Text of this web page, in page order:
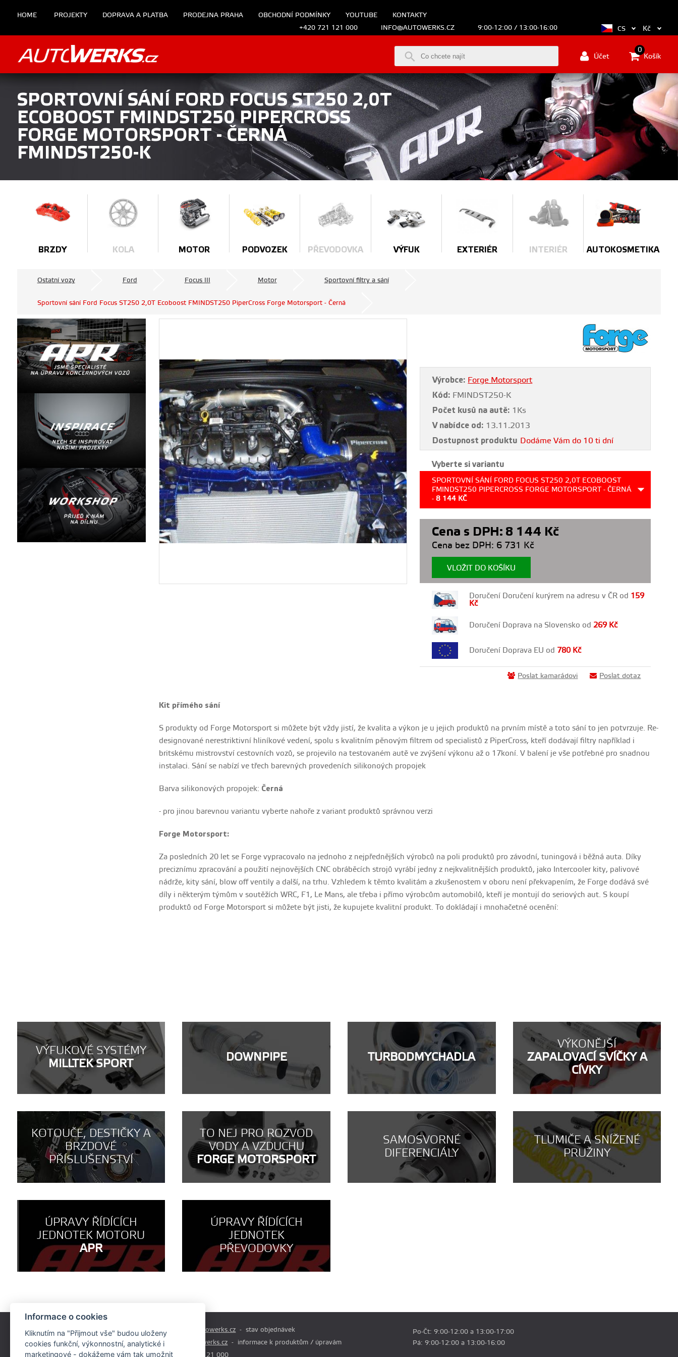
Informace o cookies
Kliknutím na "Přijmout vše" budou uloženy
cookies funkční, výkonnostní, analytické i
marketingové - dokážeme vám tak umožnit
HOME PROJEKTY DOPRAVA A PLATBA PRODEJNA PRAHA OBCHODNÍ PODMÍNKY YOUTUBE
KONTAKTY
+420 721 121 000
INFO@AUTOWERKS.CZ 9:00-12:00 / 13:00-16:00 CS Kč
Účet Košík
0
SPORTOVNÍ SÁNÍ FORD FOCUS ST250 2,0T
ECOBOOST FMINDST250 PIPERCROSS
FORGE MOTORSPORT - ČERNÁ
FMINDST250-K
BRZDY KOLA MOTOR PODVOZEK PŘEVODOVKA VÝFUK EXTERIÉR INTERIÉR AUTOKOSMETIKA
Ostatní vozy Ford Focus III Motor Sportovní filtry a sání
Sportovní sání Ford Focus ST250 2,0T Ecoboost FMINDST250 PiperCross Forge Motorsport - Černá
Výrobce: Forge Motorsport
Kód: FMINDST250-K
Počet kusů na autě: 1Ks
V nabídce od: 13.11.2013
Dostupnost produktu Dodáme Vám do 10 ti dní
Vyberte si variantu
SPORTOVNÍ SÁNÍ FORD FOCUS ST250 2,0T ECOBOOST
FMINDST250 PIPERCROSS FORGE MOTORSPORT - ČERNÁ
-8 144 KČ
Cena s DPH: 8 144 Kč
Cena bez DPH: 6 731 Kč
VLOŽIT DO KOŠÍKU
Doručení Doručení kurýrem na adresu v ČR od 159
Kč
Doručení Doprava na Slovensko od269 Kč
Doručení Doprava EU od 780 Kč
Poslat kamarádovi Poslat dotaz
Kit přímého sání
S produkty od Forge Motorsport si můžete být vždy jistí, že kvalita a výkon je u jejich produktů na prvním místě a toto sání to jen potvrzuje. Re-
designované nerestriktivní hliníkové vedení, spolu s kvalitním pěnovým filtrem od specialistů z PiperCross, kteří dodávají filtry například i
britskému mistrovství cestovních vozů, se projevilo na testovaném autě ve zvýšení výkonu až o 17koní. V balení je vše potřebné pro snadnou
instalaci. Sání se nabízí ve třech barevných provedeních silikonoých propojek
Barva silikonových propojek: Černá
- pro jinou barevnou variantu vyberte nahoře z variant produktů správnou verzi
Forge Motorsport:
Za posledních 20 let se Forge vypracovalo na jednoho z nejpřednějších výrobců na poli produktů pro závodní, tuningová i běžná auta. Díky
preciznímu zpracování a použití nejnovějších CNC obráběcích strojů vyrábí jedny z nejkvalitnějších produktů, jako Intercooler kity, palivové
nádrže, kity sání, blow off ventily a další, na trhu. Vzhledem k těmto kvalitám a zkušenostem v oboru není překvapením, že Forge dodává své
díly i některým týmům v soutěžích WRC, F1, Le Mans, ale třeba i přímo výrobcům automobilů, kteří je montují do seriových aut. S koupí
produktů od Forge Motorsport si můžete být jisti, že kupujete kvalitní produkt. To dokládají i mnohačetné ocenění:
VÝFUKOVÉ SYSTÉMY
MILLTEK SPORT
DOWNPIPE TURBODMYCHADLA
VÝKONĚJŠÍ
ZAPALOVACÍ SVÍČKY A
CÍVKY
KOTOUČE, DESTIČKY A
BRZDOVÉ
PŘÍSLUŠENSTVÍ
TO NEJ PRO ROZVOD
VODY A VZDUCHU
FORGE MOTORSPORT
SAMOSVORNÉ
DIFERENCIÁLY
TLUMIČE A SNÍŽENÉ
PRUŽINY
ÚPRAVY ŘÍDÍCÍCH
JEDNOTEK MOTORU
APR
ÚPRAVY ŘÍDÍCÍCH
JEDNOTEK
PŘEVODOVKY
Českobrodská 179
Praha - Běchovice
19011
prodej@autowerks.cz
stav objednávek
info@autowerks.cz
informace k produktům / úpravám
+420 721 121 000
Po-Čt: 9:00-12:00 a 13:00-17:00
Pá: 9:00-12:00 a 13:00-16:00